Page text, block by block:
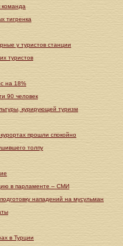
тигренка
у туристов станции
туристов
на 18%
90 человек
курирующей туризм
прошли спокойно
толпу
в парламенте – СМИ
нападений на мусульман
в Турции